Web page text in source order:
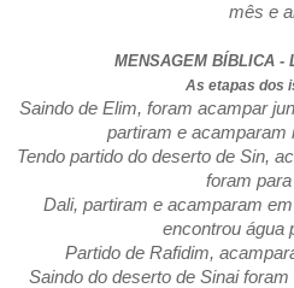
mês e
MENSAGEM BÍBLICA -
As etapas dos
Saindo de Elim, foram acampar
partiram e acamparam
Tendo partido do deserto de Sin,
foram para
Dali, partiram e acamparam
encontrou água
Partido de Rafidim,
Saindo do deserto de Sinai